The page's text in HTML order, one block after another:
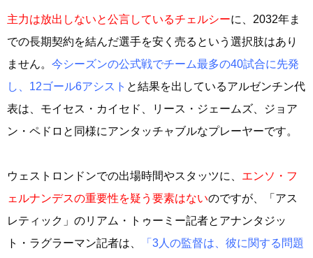
主力は放出しないと公言しているチェルシーに、2032年ま
での長期契約を結んだ選手を安く売るという選択肢はあり
ません。 今シーズンの公式戦でチーム最多の40試合に先発
し、12ゴール6アシスト と結果を出しているアルゼンチン代
表は、モイセス・カイセド、リース・ジェームズ、ジョア
ン・ペドロと同様にアンタッチャブルなプレーヤーです。
ウェストロンドンでの出場時間やスタッツに、 エンソ・フ
ェルナンデスの重要性を疑う要素はないのですが、「アス
レティック」のリアム・トゥーミー記者とアナンタジッ
ト・ラグラーマン記者は、
「3人の監督は、彼に関する問題